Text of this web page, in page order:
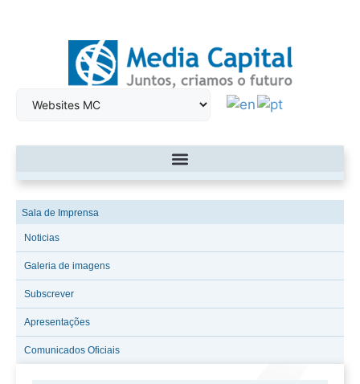
Sala de Imprensa
Noticias
Galeria de imagens
Subscrever
Apresentações
Comunicados Oficiais